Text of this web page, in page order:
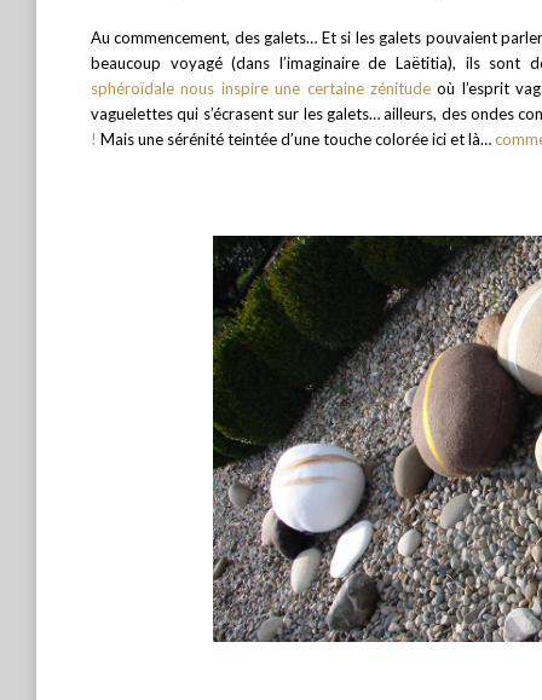
Au commencement, des galets… Et si les galets pouvaient
beaucoup voyagé (dans l’imaginaire de Laëtitia), ils
sphéroïdale nous inspire une certaine zénitude où l’esprit
vaguelettes qui s’écrasent sur les galets… ailleurs, des ondes
! Mais une sérénité teintée d’une touche colorée ici et là…